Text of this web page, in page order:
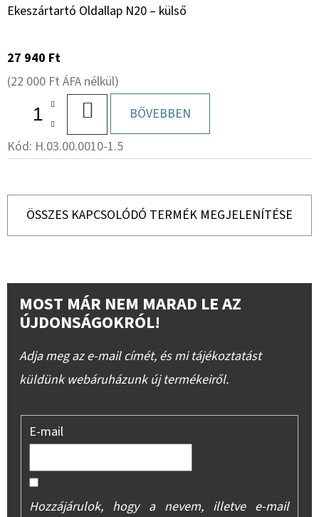
Ekeszártartó Oldallap N20 – külső
27 940 Ft
(22 000 Ft ÁFA nélkül)
KOSÁRBABŐVEBBEN
Kód: H.03.00.0010-1.5
ÖSSZES KAPCSOLÓDÓ TERMÉK MEGJELENÍTÉSE
MOST MÁR NEM MARAD LE AZ
ÚJDONSÁGOKRÓL!
Adja meg az e-mail címét, és mi tájékoztatást
küldünk webáruházunk új termékeiről.
E-mail
Hozzájárulok, hogy a nevem, illetve e-mail